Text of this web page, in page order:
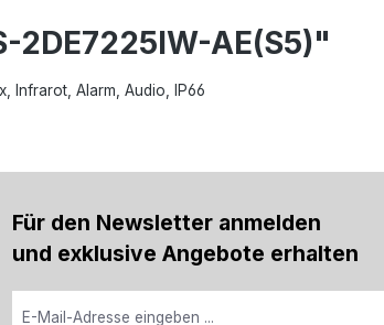
AE(S5)"
Infrarot, Alarm, Audio, IP66
Für den Newsletter anmelden
und exklusive Angebote erhalten